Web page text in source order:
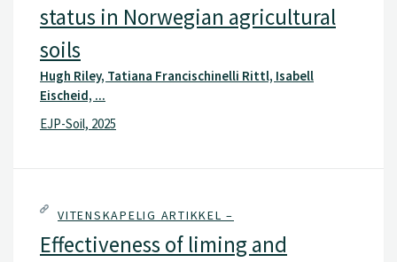
status in Norwegian agricultural
soils
Hugh Riley, Tatiana Francischinelli Rittl, Isabell
Eischeid, ...
EJP-Soil, 2025
VITENSKAPELIG ARTIKKEL –
Effectiveness of liming and